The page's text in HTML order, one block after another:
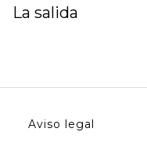
La salida
Aviso legal